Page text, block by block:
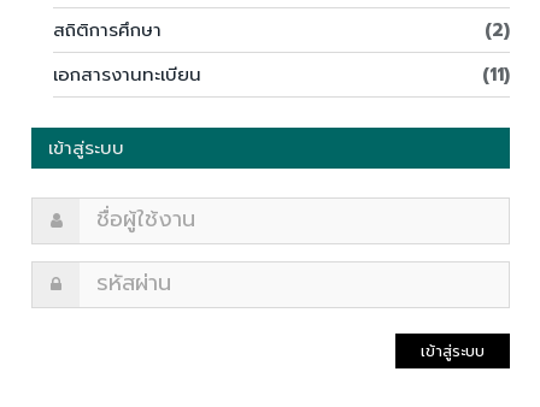
สถิติการศึกษา
(2)
เอกสารงานทะเบียน
(11)
เข้าสู่ระบบ
เข้าสู่ระบบ